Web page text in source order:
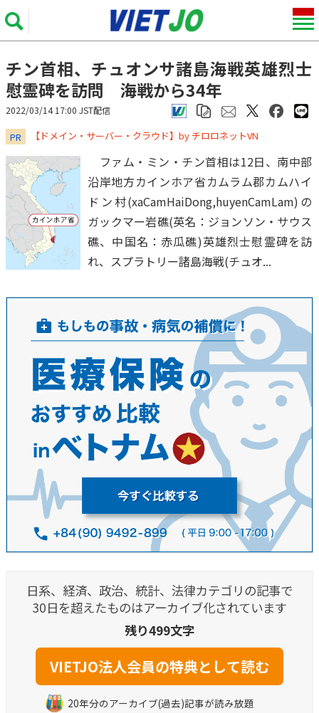
チン首相、チュオンサ諸島海戦英雄烈士
慰霊碑を訪問 海戦から34年
2022/03/14 17:00 JST配信
PR ​​​​​​​【ドメイン・サーバー・クラウド】by チロロネットVN
ファム・ミン・チン首相は12日、南中部
沿岸地方カインホア省カムラム郡カムハイ
ドン村(xaCamHaiDong,huyenCamLam)の
ガックマー岩礁(英名：ジョンソン・サウス
礁、中国名：赤瓜礁)英雄烈士慰霊碑を訪
れ、スプラトリー諸島海戦(チュオ...
日系、経済、政治、統計、法律カテゴリの記事で
30日を超えたものはアーカイブ化されています
残り499文字
20年分のアーカイブ(過去)記事が読み放題